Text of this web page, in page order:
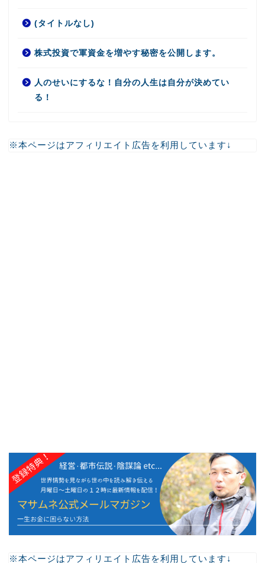
(タイトルなし)
株式投資で軍資金を増やす秘密を公開します。
人のせいにするな！自分の人生は自分が決めてい
る！
※本ページはアフィリエイト広告を利用しています↓
※本ページはアフィリエイト広告を利用しています↓